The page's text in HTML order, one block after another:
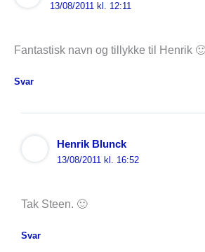
13/08/2011 kl. 12:11
Fantastisk navn og tillykke til Henrik
Svar
Henrik Blunck
13/08/2011 kl. 16:52
Tak Steen. 🙂
Svar